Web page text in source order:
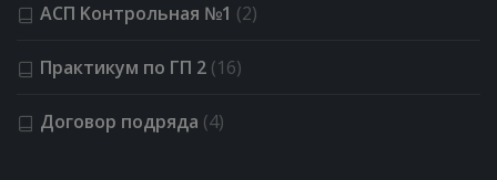
АСП Kонтрольная №1 (2)
Практикум по ГП 2 (16)
Договор подряда (4)